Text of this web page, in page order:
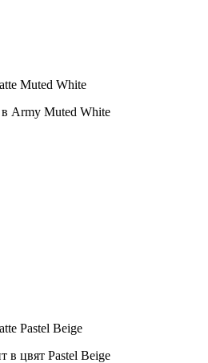
Muted White
в Army Muted White
Pastel Beige
в цвят Pastel Beige